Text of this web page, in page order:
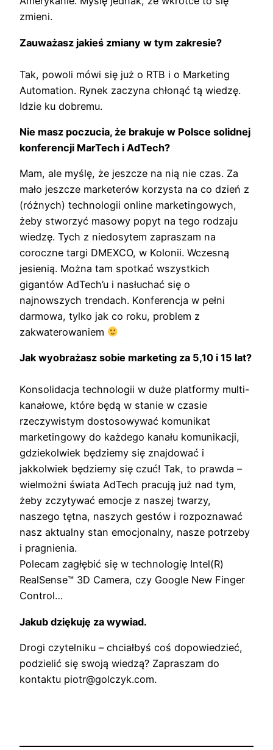
zmieni.
Zauważasz jakieś zmiany w tym zakresie?
Tak, powoli mówi się już o RTB i o Marketing
Automation. Rynek zaczyna chłonąć tą wiedzę.
Idzie ku dobremu.
Nie masz poczucia, że brakuje w Polsce solidnej
konferencji MarTech i AdTech?
Mam, ale myślę, że jeszcze na nią nie czas. Za
mało jeszcze marketerów korzysta na co dzień z
(różnych) technologii online marketingowych,
żeby stworzyć masowy popyt na tego rodzaju
wiedzę. Tych z niedosytem zapraszam na
coroczne targi DMEXCO, w Kolonii. Wczesną
jesienią. Można tam spotkać wszystkich
gigantów AdTech’u i nasłuchać się o
najnowszych trendach. Konferencja w pełni
darmowa, tylko jak co roku, problem z
zakwaterowaniem
Jak wyobrażasz sobie marketing za 5,10 i 15 lat?
Konsolidacja technologii w duże platformy multi-
kanałowe, które będą w stanie w czasie
rzeczywistym dostosowywać komunikat
marketingowy do każdego kanału komunikacji,
gdziekolwiek będziemy się znajdować i
jakkolwiek będziemy się czuć! Tak, to prawda –
wielmożni świata AdTech pracują już nad tym,
żeby zczytywać emocje z naszej twarzy,
naszego tętna, naszych gestów i rozpoznawać
nasz aktualny stan emocjonalny, nasze potrzeby
i pragnienia.
Polecam zagłębić się w technologię Intel(R)
RealSense™ 3D Camera, czy Google New Finger
Control…
Jakub dziękuję za wywiad.
Drogi czytelniku – chciałbyś coś dopowiedzieć,
podzielić się swoją wiedzą? Zapraszam do
kontaktu piotr@golczyk.com.